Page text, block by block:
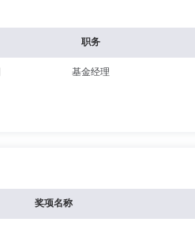
职务
基金经理
奖项名称